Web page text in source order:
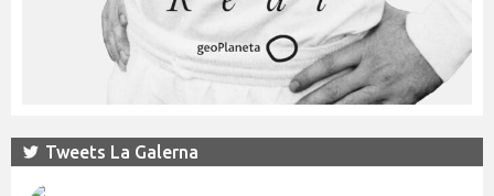
Tweets La Galerna